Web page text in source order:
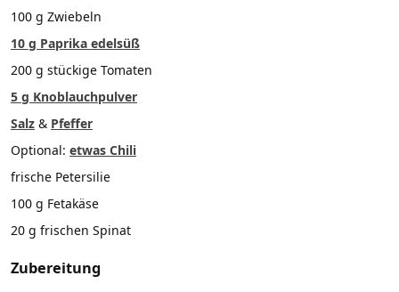
100 g Zwiebeln
10 g Paprika edelsüß
200 g stückige Tomaten
5 g Knoblauchpulver
Salz & Pfeffer
Optional: etwas Chili
frische Petersilie
100 g Fetakäse
20 g frischen Spinat
Zubereitung